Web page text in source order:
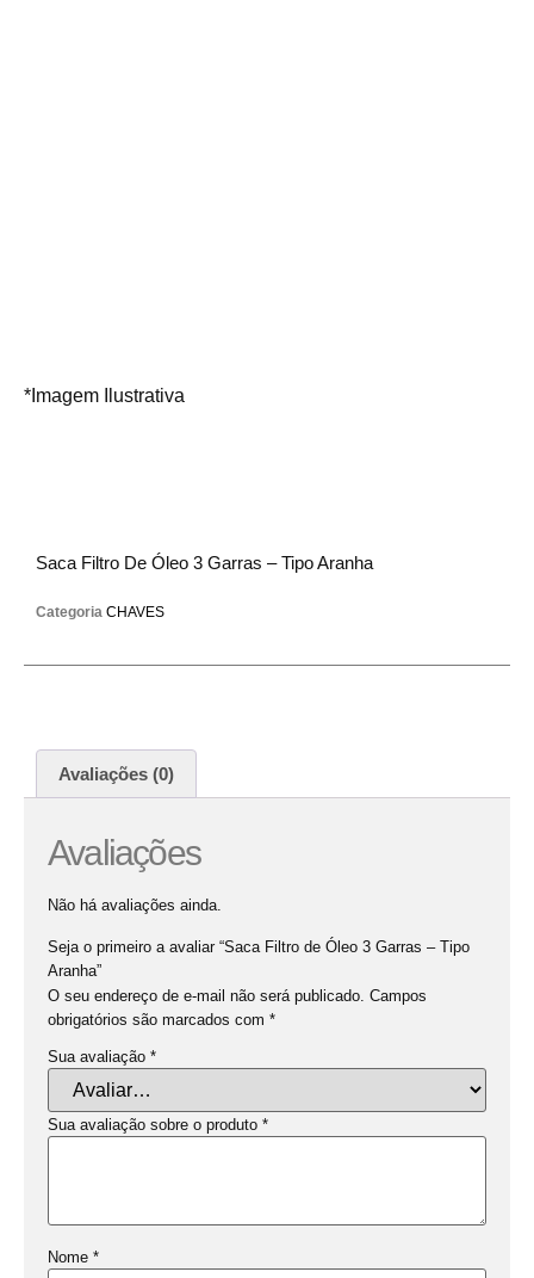
*Imagem Ilustrativa
Saca Filtro De Óleo 3 Garras – Tipo Aranha
Categoria CHAVES
Avaliações (0)
Avaliações
Não há avaliações ainda.
Seja o primeiro a avaliar “Saca Filtro de Óleo 3 Garras – Tipo
Aranha”
O seu endereço de e-mail não será publicado. Campos
obrigatórios são marcados com *
Sua avaliação *
Sua avaliação sobre o produto *
Nome *